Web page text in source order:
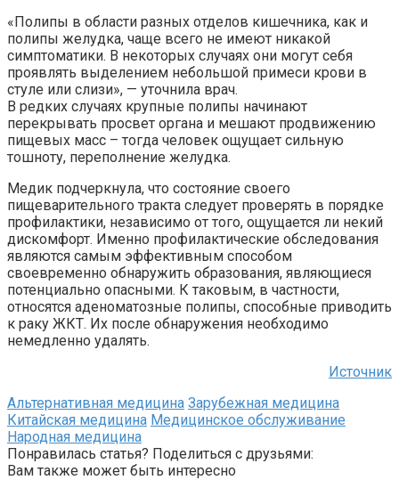
«Полипы в области разных отделов кишечника, как и
полипы желудка, чаще всего не имеют никакой
симптоматики. В некоторых случаях они могут себя
проявлять выделением небольшой примеси крови в
стуле или слизи», — уточнила врач.
В редких случаях крупные полипы начинают
перекрывать просвет органа и мешают продвижению
пищевых масс – тогда человек ощущает сильную
тошноту, переполнение желудка.
Медик подчеркнула, что состояние своего
пищеварительного тракта следует проверять в порядке
профилактики, независимо от того, ощущается ли некий
дискомфорт. Именно профилактические обследования
являются самым эффективным способом
своевременно обнаружить образования, являющиеся
потенциально опасными. К таковым, в частности,
относятся аденоматозные полипы, способные приводить
к раку ЖКТ. Их после обнаружения необходимо
немедленно удалять.
Источник
Альтернативная медицина Зарубежная медицина
Китайская медицина Медицинское обслуживание
Народная медицина
Понравилась статья? Поделиться с друзьями:
Вам также может быть интересно